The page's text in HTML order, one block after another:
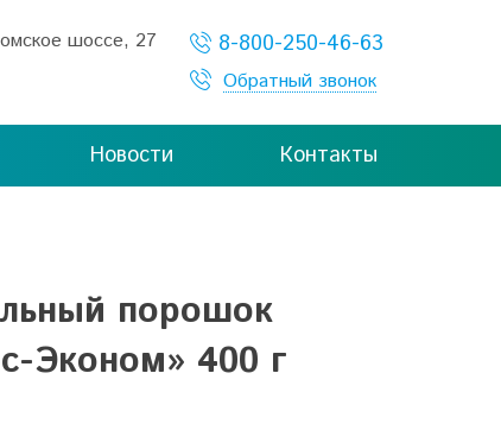
шоссе, 27 8-800-250-46-63
Обратный звонок
Новости Контакты
порошок
Эконом» 400 г